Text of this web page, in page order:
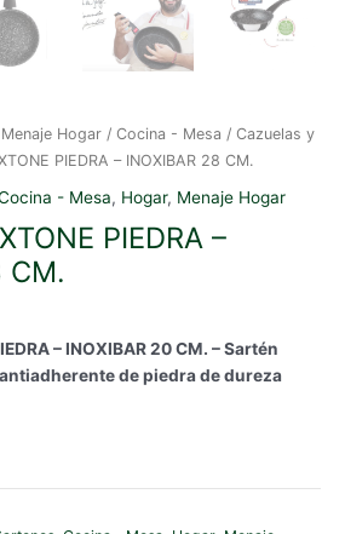
Menaje Hogar / Cocina - Mesa / Cazuelas y
PIEDRA – INOXIBAR 28 CM.
- Mesa, Hogar, Menaje Hogar
PIEDRA –
CM.
– INOXIBAR 20 CM. – Sartén
de piedra de dureza